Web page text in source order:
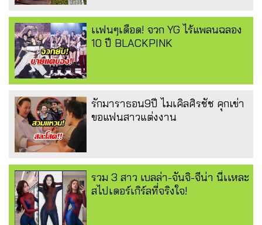
เเฟนๆเดือด! จวก YG ไร้แพลนฉลอง
10 ปี BLACKPINK
รักมาราธอน9ปี ไมเคิลศิรชัช คุกเข่า
ขอแฟนสาวแต่งงาน
รวม 3 สาว เบลล่า-จันจิ-จีน่า นี่เเหละ
สไปเดอร์เกิร์ลที่จริงใจ!